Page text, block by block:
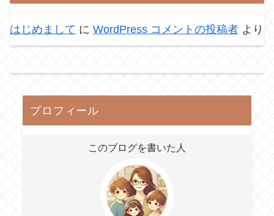
はじめまして に WordPress コメントの投稿者 より
プロフィール
このブログを書いた人